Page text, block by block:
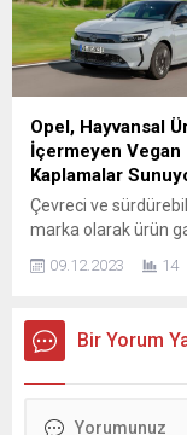
başkan ve
yapmış olan
ülkemizin Değerli iş
insanlarından Sayın
Kaya başarılarına bir
ekleyerek Kaya
mevcut şubelerine
Nilüfer’de de bir şube
açılışını
Öncelikle...
Opel, Hayvansal
İçermeyen Vegan
Kaplamalar
Çevreci ve
marka olarak ürün
model sunan Opel,
elektrikli araçlar
marka haline
temel taşlarından
09.12.2023 14
Bir Yorum